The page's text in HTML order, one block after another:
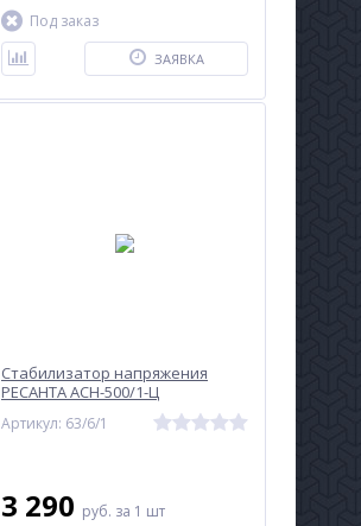
Под заказ
ЗАЯВКА
Стабилизатор напряжения
РЕСАНТА АСН-500/1-Ц
Артикул: 63/6/1
3 290 руб. за 1 шт